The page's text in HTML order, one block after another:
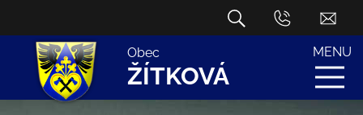
Obec
ŽÍTKOVÁ
MENU